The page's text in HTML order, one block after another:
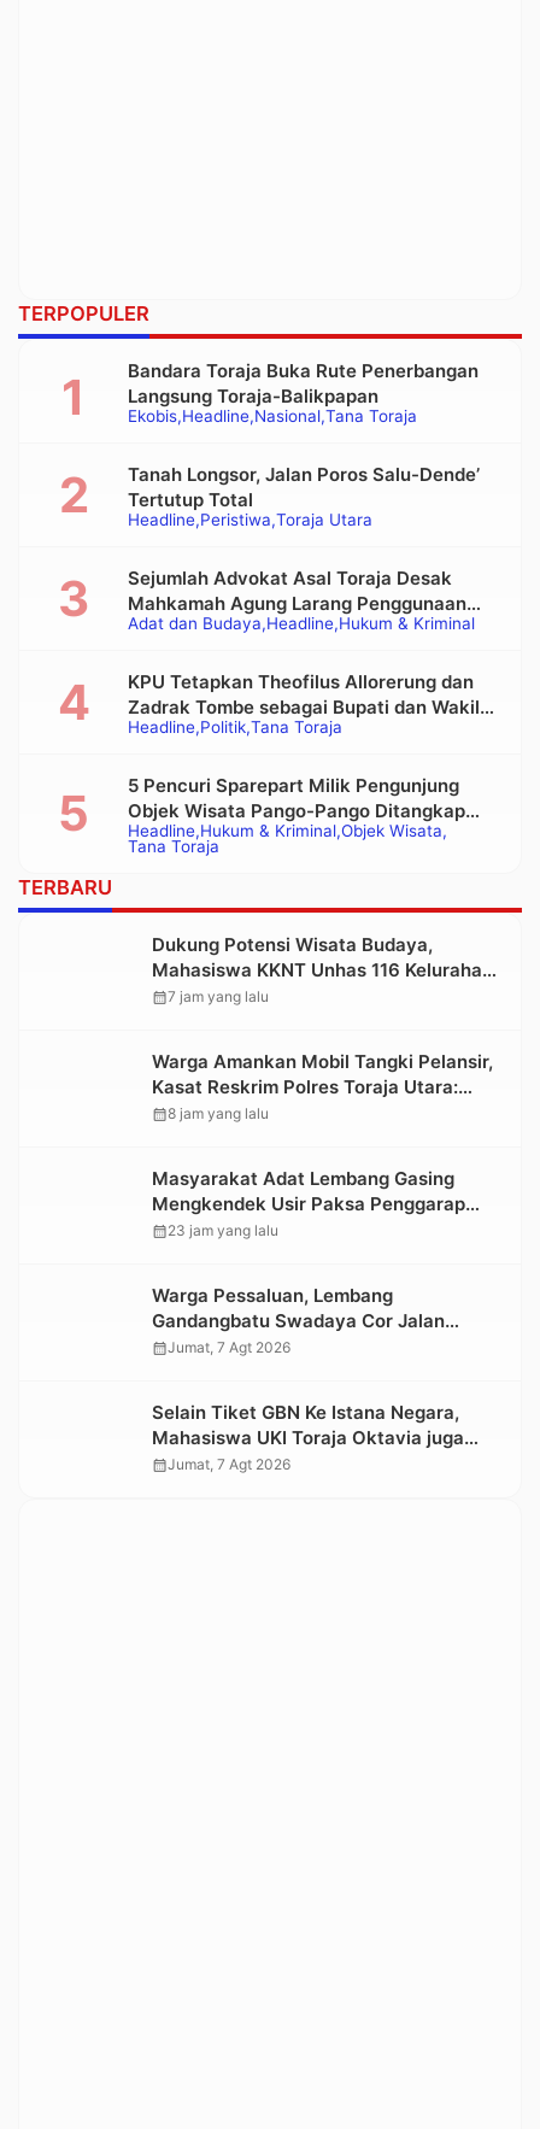
TERPOPULER
Ekobis Headline Nasional Tana Toraja
Bandara Toraja Buka Rute Penerbangan
Langsung Toraja-Balikpapan
Headline Peristiwa Toraja Utara
Tanah Longsor, Jalan Poros Salu-Dende’
Tertutup Total
Adat dan Budaya Headline Hukum & Kriminal
Sejumlah Advokat Asal Toraja Desak
Mahkamah Agung Larang Penggunaan
Alat Berat pada Eksekusi Rumah Adat
Headline Politik Tana Toraja
KPU Tetapkan Theofilus Allorerung dan
Zadrak Tombe sebagai Bupati dan Wakil
Bupati Tana Toraja Terpilih
Headline Hukum & Kriminal Objek Wisata
Tana Toraja
5 Pencuri Sparepart Milik Pengunjung
Objek Wisata Pango-Pango Ditangkap
Polisi
TERBARU
Dukung Potensi Wisata Budaya,
Mahasiswa KKNT Unhas 116 Kelurahan
Nonongan Utara Pasang Papan
calendar_month7 jam yang lalu
Warga Amankan Mobil Tangki Pelansir,
Kasat Reskrim Polres Toraja Utara:
Proses Hukum Berjalan Transparan
calendar_month8 jam yang lalu
Masyarakat Adat Lembang Gasing
Mengkendek Usir Paksa Penggarap
yang Rusak Kawasan Hutan
calendar_month23 jam yang lalu
Warga Pessaluan, Lembang
Gandangbatu Swadaya Cor Jalan
Kabupaten
calendar_monthJumat, 7 Agt 2026
Selain Tiket GBN Ke Istana Negara,
Mahasiswa UKI Toraja Oktavia juga
Lolos ke Pekan Seni Mahasiswa
calendar_monthJumat, 7 Agt 2026